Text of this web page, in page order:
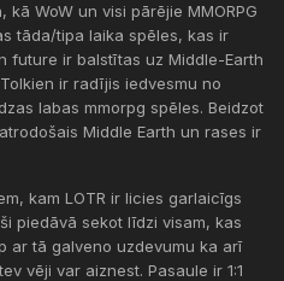
WoW un visi pārējie MMORPG
tāda/tipa laika spēles, kas ir
future ir balstītas uz Middle-Earth
ir radījis iedvesmu no
labas mmorpg spēles. Beidzot
Middle Earth un rases ir
kam LOTR ir licies garlaicīgs
piedāvā sekot līdzi visam, kas
ar tā galveno uzdevumu ka arī
vēji var aiznest. Pasaule ir 1:1